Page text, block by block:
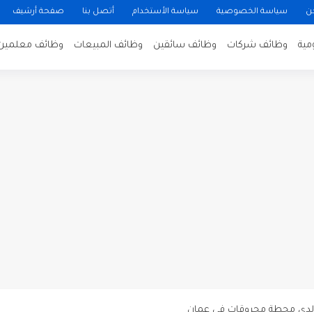
سياسة الخصوصية سياسة الأستخدام أتصل بنا صفحة أرشيف
وظائف شركات وظائف سائقين وظائف المبيعات وظائف